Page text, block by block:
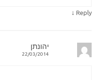
Reply
↓
יהונתן
22/03/2014